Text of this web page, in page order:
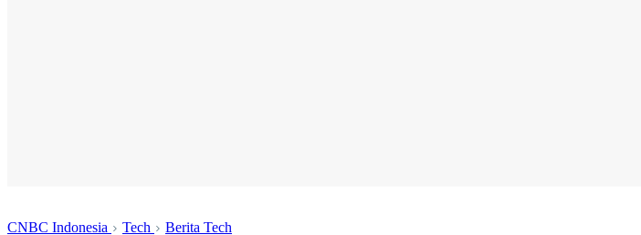
CNBC Indonesia Tech Berita Tech